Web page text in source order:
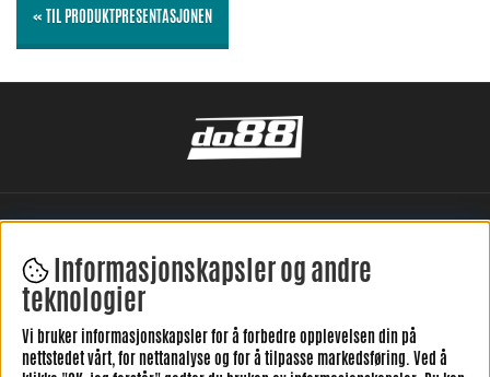
« TIL PRODUKTPRESENTASJONEN
LEGG IGJEN DIN ANMELDELSE HER
Informasjonskapsler og andre
teknologier
Vi bruker informasjonskapsler for å forbedre opplevelsen din på
nettstedet vårt, for nettanalyse og for å tilpasse markedsføring. Ved å